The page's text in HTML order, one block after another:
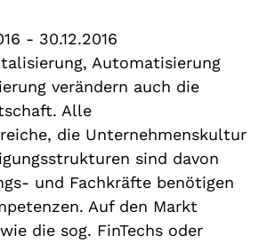
- 30.12.2016
Automatisierung
verändern auch die
Alle
die Unternehmenskultur
sind davon
und Fachkräfte benötigen
Auf den Markt
die sog. FinTechs oder